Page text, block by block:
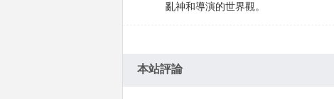
亂神和導演的世界觀。
本站評論